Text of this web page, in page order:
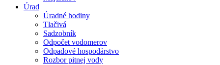
Úrad
Úradné hodiny
Tlačivá
Sadzobník
Odpočet vodomerov
Odpadové hospodárstvo
Rozbor pitnej vody